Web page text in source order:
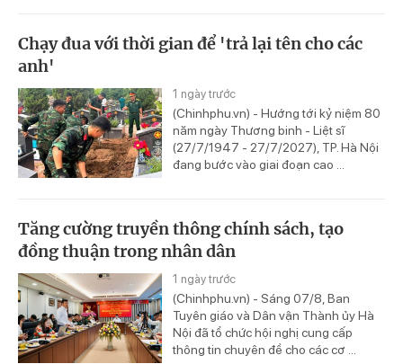
Chạy đua với thời gian để 'trả lại tên cho các
anh'
1 ngày trước
(Chinhphu.vn) - Hướng tới kỷ niệm 80
năm ngày Thương binh - Liệt sĩ
(27/7/1947 - 27/7/2027), TP. Hà Nội
đang bước vào giai đoạn cao ...
Tăng cường truyền thông chính sách, tạo
đồng thuận trong nhân dân
1 ngày trước
(Chinhphu.vn) - Sáng 07/8, Ban
Tuyên giáo và Dân vận Thành ủy Hà
Nội đã tổ chức hội nghị cung cấp
thông tin chuyên đề cho các cơ ...